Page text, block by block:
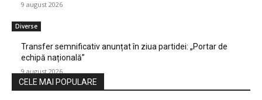
9 august 2026
Diverse
Transfer semnificativ anunțat în ziua partidei: „Portar de
echipă națională”
9 august 2026
CELE MAI POPULARE